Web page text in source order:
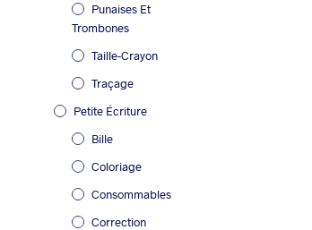
Punaises Et
Trombones
Taille-Crayon
Traçage
Petite Écriture
Bille
Coloriage
Consommables
Correction